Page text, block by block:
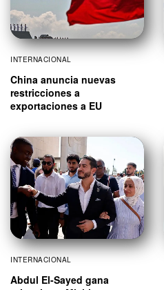
INTERNACIONAL
China anuncia nuevas
restricciones a
exportaciones a EU
INTERNACIONAL
Abdul El-Sayed gana